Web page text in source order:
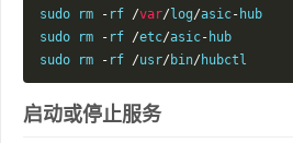
sudo rm
- rf /var/log/asic- hub
sudo rm
- rf /etc/asic- hub
sudo rm
- rf /usr/bin/hubctl
启动或停止服务